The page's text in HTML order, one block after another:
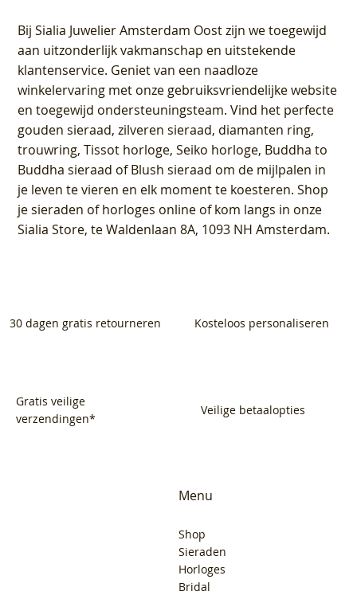
BijSialia Juwelier Amsterdam Oostzijn we toegewijd
aan uitzonderlijk vakmanschap en uitstekende
klantenservice. Geniet van een naadloze
winkelervaring met onze gebruiksvriendelijke website
en toegewijd ondersteuningsteam. Vind het perfecte
gouden sieraad, zilveren sieraad, diamanten ring,
trouwring, Tissot horloge, Seiko horloge, Buddha to
Buddha sieraad of Blush sieraad om de mijlpalen in
je leven te vieren en elk moment te koesteren. Shop
je sieraden of horloges online of kom langs in onze
Sialia Store, te Waldenlaan 8A, 1093 NH Amsterdam.
30 dagen gratis retourneren Kosteloos personaliseren
Gratis veilige
verzendingen*
Veilige betaalopties
Menu
Shop
Sieraden
Horloges
Bridal